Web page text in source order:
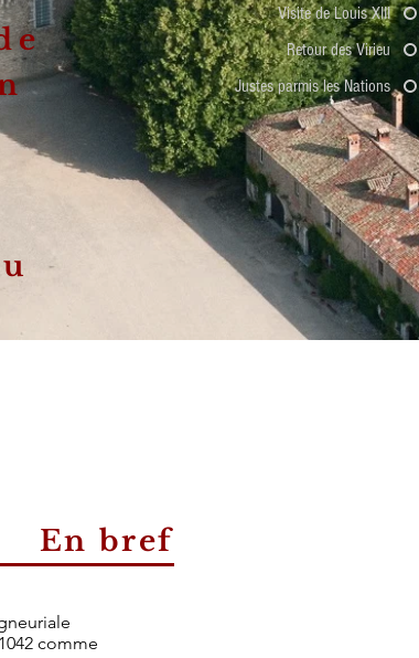
Visite de Louis XIII
Retour des Virieu
Justes parmis les Nations
En bref
comme